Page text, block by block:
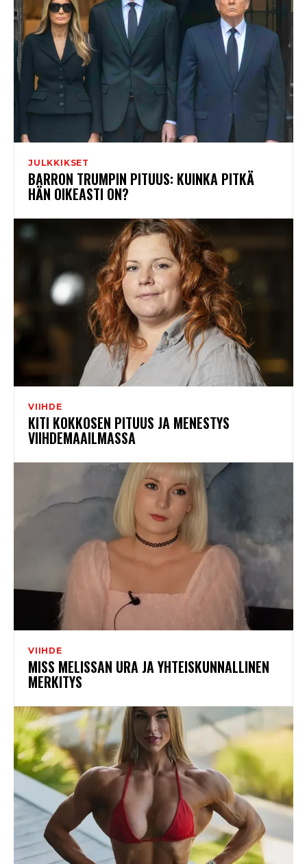
JULKKIKSET
BARRON TRUMPIN PITUUS: KUINKA PITKÄ
HÄN OIKEASTI ON?
VIIHDE
KITI KOKKOSEN PITUUS JA MENESTYS
VIIHDEMAAILMASSA
VIIHDE
MISS MELISSAN URA JA YHTEISKUNNALLINEN
MERKITYS